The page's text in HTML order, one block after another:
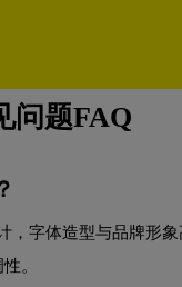
问题FAQ
，字体造型与品牌形
。